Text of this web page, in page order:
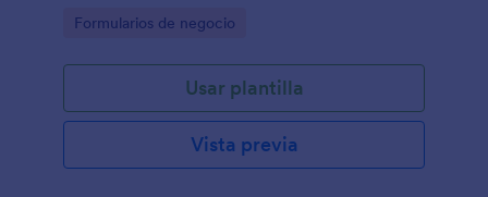
límites para completarse.
Go to Category:
Formularios de negocio
Usar plantilla
Vista previa